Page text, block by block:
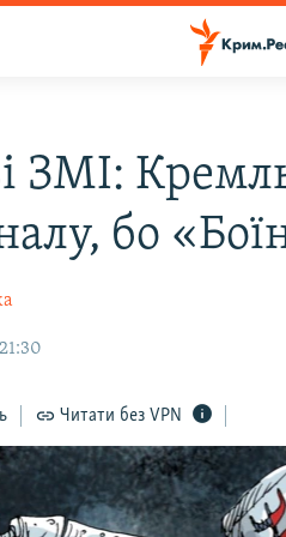
ЗМІ:
бо
Читати без VPN